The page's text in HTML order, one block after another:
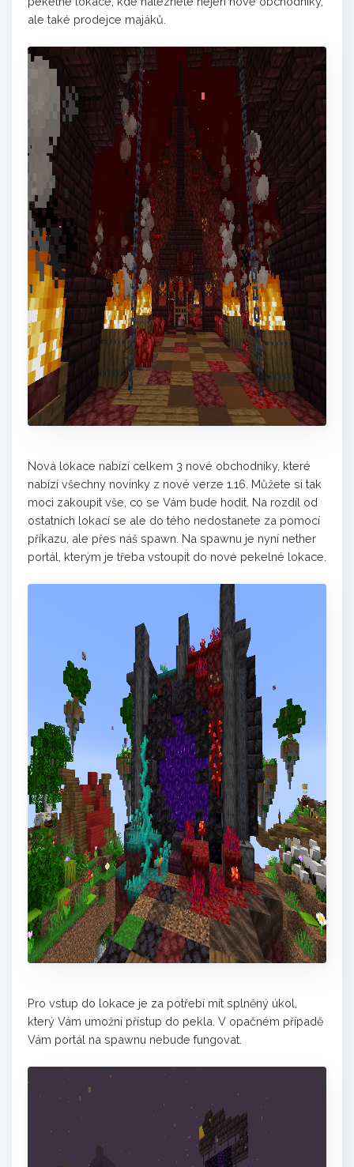
ale také prodejce majáků.
Nová lokace nabízí celkem 3 nové obchodníky, které
nabízí všechny novinky z nové verze 1.16. Můžete si tak
moci zakoupit vše, co se Vám bude hodit. Na rozdíl od
ostatních lokací se ale do tého nedostanete za pomocí
příkazu, ale přes náš spawn. Na spawnu je nyní nether
portál, kterým je třeba vstoupit do nové pekelné lokace.
Pro vstup do lokace je za potřebí mít splněný úkol,
který Vám umožní přístup do pekla. V opačném případě
Vám portál na spawnu nebude fungovat.